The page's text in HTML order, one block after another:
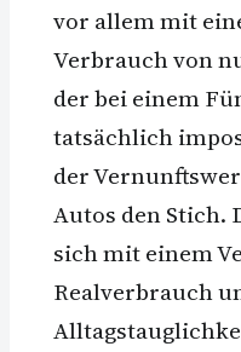
vor allem mit
Verbrauch von
der bei einem
tatsächlich
der
Autos den Stich.
sich mit einem
Realverbrauch